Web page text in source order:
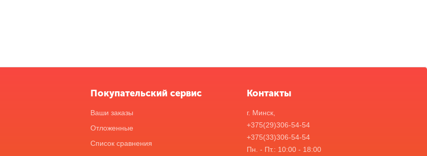
Покупательский сервис
Ваши заказы
Отложенные
Список сравнения
Контакты
г. Минск,
+375(29)306-54-54
+375(33)306-54-54
Пн. - Пт.: 10:00 - 18:00